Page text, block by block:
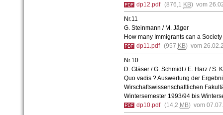
dp12.pdf (876,1 KB) vom
Nr.11
G. Steinmann / M. Jäger
How many Immigrants can a
dp11.pdf (957 KB) vom
Nr.10
D. Gläser / G. Schmidt / E. Harz / S.
Quo vadis ? Auswertung der
Wirschaftswissenschaftlichen
Wintersemester 1993/94 bis
dp10.pdf (14,2 MB) vom